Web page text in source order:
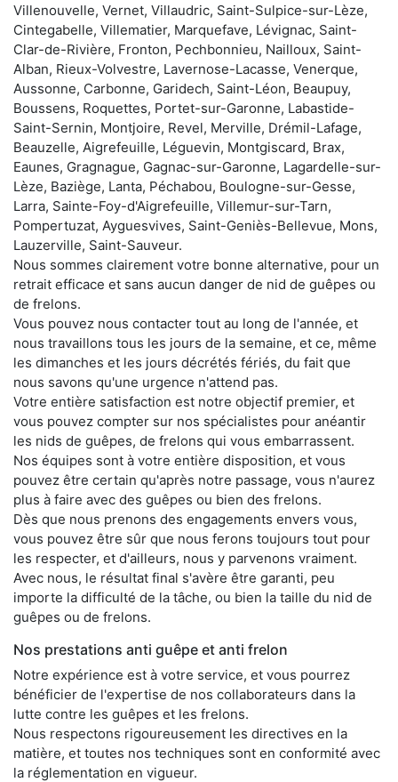
Villenouvelle, Vernet, Villaudric, Saint-Sulpice-sur-Lèze,
Cintegabelle, Villematier, Marquefave, Lévignac, Saint-
Clar-de-Rivière, Fronton, Pechbonnieu, Nailloux, Saint-
Alban, Rieux-Volvestre, Lavernose-Lacasse, Venerque,
Aussonne, Carbonne, Garidech, Saint-Léon, Beaupuy,
Boussens, Roquettes, Portet-sur-Garonne, Labastide-
Saint-Sernin, Montjoire, Revel, Merville, Drémil-Lafage,
Beauzelle, Aigrefeuille, Léguevin, Montgiscard, Brax,
Eaunes, Gragnague, Gagnac-sur-Garonne, Lagardelle-sur-
Lèze, Baziège, Lanta, Péchabou, Boulogne-sur-Gesse,
Larra, Sainte-Foy-d'Aigrefeuille, Villemur-sur-Tarn,
Pompertuzat, Ayguesvives, Saint-Geniès-Bellevue, Mons,
Lauzerville, Saint-Sauveur.
Nous sommes clairement votre bonne alternative, pour un
retrait efficace et sans aucun danger de nid de guêpes ou
de frelons.
Vous pouvez nous contacter tout au long de l'année, et
nous travaillons tous les jours de la semaine, et ce, même
les dimanches et les jours décrétés fériés, du fait que
nous savons qu'une urgence n'attend pas.
Votre entière satisfaction est notre objectif premier, et
vous pouvez compter sur nos spécialistes pour anéantir
les nids de guêpes, de frelons qui vous embarrassent.
Nos équipes sont à votre entière disposition, et vous
pouvez être certain qu'après notre passage, vous n'aurez
plus à faire avec des guêpes ou bien des frelons.
Dès que nous prenons des engagements envers vous,
vous pouvez être sûr que nous ferons toujours tout pour
les respecter, et d'ailleurs, nous y parvenons vraiment.
Avec nous, le résultat final s'avère être garanti, peu
importe la difficulté de la tâche, ou bien la taille du nid de
guêpes ou de frelons.
Nos prestations anti guêpe et anti frelon
Notre expérience est à votre service, et vous pourrez
bénéficier de l'expertise de nos collaborateurs dans la
lutte contre les guêpes et les frelons.
Nous respectons rigoureusement les directives en la
matière, et toutes nos techniques sont en conformité avec
la réglementation en vigueur.